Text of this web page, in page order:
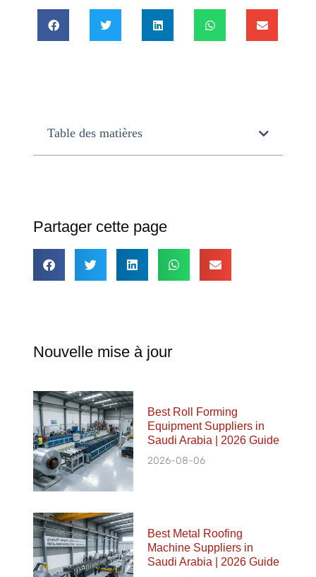
Table des matières
Partager cette page
Nouvelle mise à jour
Best Roll Forming
Equipment Suppliers in
Saudi Arabia | 2026 Guide
2026-08-06
Best Metal Roofing
Machine Suppliers in
Saudi Arabia | 2026 Guide